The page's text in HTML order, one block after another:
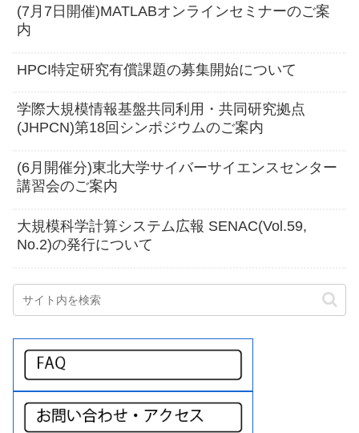
(7月7日開催)MATLABオンラインセミナーのご案
内
HPCI特定研究有償課題の募集開始について
学際大規模情報基盤共同利用・共同研究拠点
(JHPCN)第18回シンポジウムのご案内
(6月開催分)東北大学サイバーサイエンスセンター
講習会のご案内
大規模科学計算システム広報 SENAC(Vol.59,
No.2)の発行について